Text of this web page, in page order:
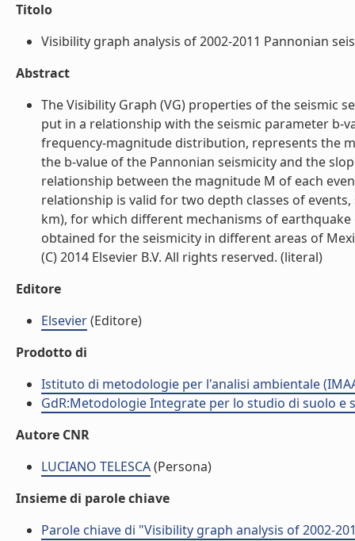
Titolo
Visibility graph analysis of 2002-2011 Pannonian
Abstract
The Visibility Graph (VG) properties of the seismic
put in a relationship with the seismic parameter b-
frequency-magnitude distribution, represents the
the b-value of the Pannonian seismicity and the
relationship between the magnitude M of each
relationship is valid for two depth classes of
km), for which different mechanisms of
obtained for the seismicity in different areas of
(C) 2014 Elsevier B.V. All rights reserved. (literal)
Editore
Elsevier(Editore)
Prodotto di
Istituto di metodologie per l'analisi ambientale
GdR:Metodologie Integrate per lo studio di suolo e
Autore CNR
LUCIANO TELESCA(Persona)
Insieme di parole chiave
Parole chiave di "Visibility graph analysis of 2002-